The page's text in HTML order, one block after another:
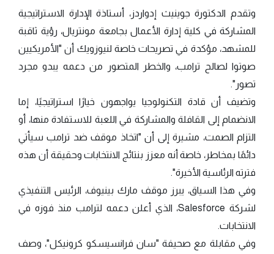
وتقدم الدكتورة جوينيث إدواردز، أستاذة الإدارة الاستراتيجية
المشاركة في كلية إدارة الأعمال بجامعة مونتريال، رؤية ثاقبة
للمشهد، مؤكدة في تصريحات خاصة لنيوزويك أن "الأمريكيين
صوتوا لصالح ترامب، والخطر المتصور من دعمه يبدو مجرد
تصور".
وتضيف أن قادة التكنولوجيا يواجهون خيارًا استراتيجيًا، إما
الانضمام إلى القافلة والمشاركة في اللعبة للاستفادة منها، أو
التزام الصمت، مشيرة إلى أن "اتخاذ موقف ضد ترامب سيأتي
دائمًا بمخاطر، خاصة أنه معزز بنتائج الانتخابات وحقيقة أن هذه
فترته الرئاسية الأخيرة".
وفي هذا السياق، يبرز موقف مارك بينيوف، الرئيس التنفيذي
لشركة Salesforce، الذي أعلن دعمه لترامب منذ فوزه في
الانتخابات.
وفي مقابلة مع صحيفة "سان فرانسيسكو كرونيكل"، وصف